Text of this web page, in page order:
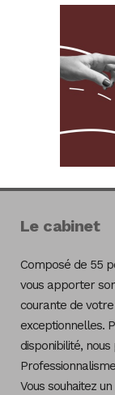
Le cabinet
Composé de 55
vous apporter
courante de votre
exceptionnelles.
disponibilité,
Vous souhaitez